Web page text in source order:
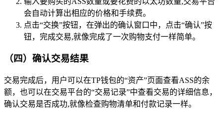
会自动计算出相应的价格和手续费。
点击“交换”按钮，在弹出的确认窗口中，点击“确认”按
钮，完成交易,就像完成了一次购物支付一样简单。
（四）确认交易结果
交易完成后，用户可以在TP钱包的“资产”页面查看ASS的余
额，也可以在交易平台的“交易记录”中查看交易的详细信息，
确认交易是否成功,就像检查购物清单和付款记录一样。